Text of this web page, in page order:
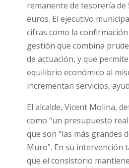
remanente de tesorería de
euros. El ejecutivo
cifras como la
gestión que combina
de actuación, y que
equilibrio económico al
incrementan servicios,
El alcalde, Vicent Molina,
como “un presupuesto
que son “las más grandes
Muro”. En su intervención
que el consistorio